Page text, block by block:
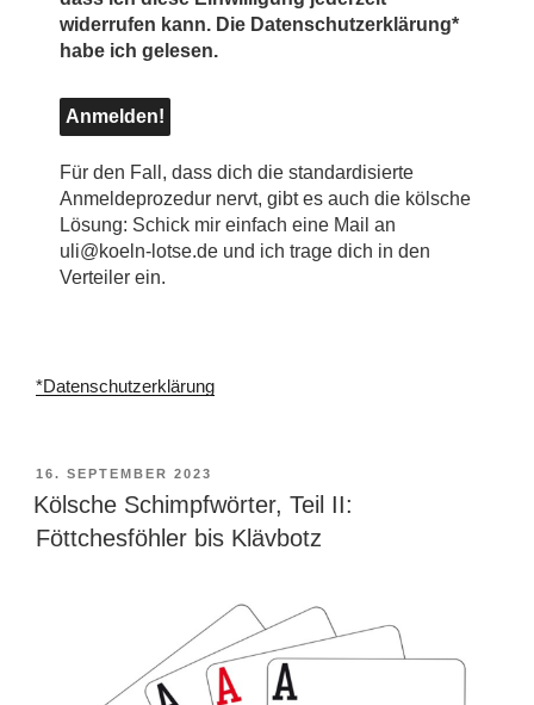
widerrufen kann. Die Datenschutzerklärung*
habe ich gelesen.
Für den Fall, dass dich die standardisierte
Anmeldeprozedur nervt, gibt es auch die kölsche
Lösung: Schick mir einfach eine Mail an
uli@koeln-lotse.de und ich trage dich in den
Verteiler ein.
*Datenschutzerklärung
VERÖFFENTLICHT
AM
16. SEPTEMBER 2023
Kölsche Schimpfwörter, Teil II:
Föttchesföhler bis Klävbotz